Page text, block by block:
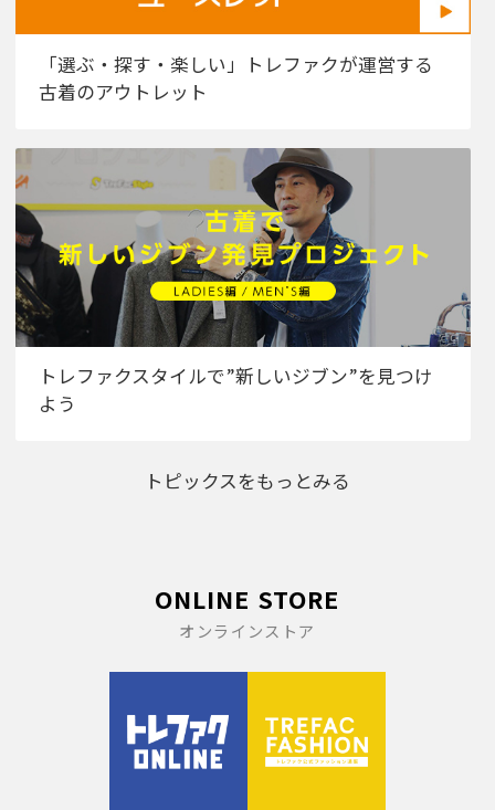
「選ぶ・探す・楽しい」トレファクが運営する
古着のアウトレット
トレファクスタイルで”新しいジブン”を見つけ
よう
トピックスをもっとみる
ONLINE STORE
オンラインストア